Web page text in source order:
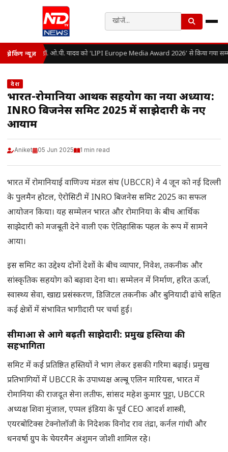
ब्रेकिंग न्यूज़ डॉ. ओ.पी. यादव को ‘LIPI Europe Media Award 2026’ से किया गया
देश
भारत-रोमानिया आर्थिक सहयोग का नया अध्याय:
INRO बिजनेस समिट 2025 में साझेदारी के नए
आयाम
Aniket 05 Jun 2025 1 min read
भारत में रोमानियाई वाणिज्य मंडल संघ (UBCCR) ने 4 जून को नई दिल्ली
के पुलमैन होटल, ऐरोसिटी में INRO बिजनेस समिट 2025 का सफल
आयोजन किया। यह सम्मेलन भारत और रोमानिया के बीच आर्थिक
साझेदारी को मजबूती देने वाली एक ऐतिहासिक पहल के रूप में सामने
आया।
इस समिट का उद्देश्य दोनों देशों के बीच व्यापार, निवेश, तकनीक और
सांस्कृतिक सहयोग को बढ़ावा देना था। सम्मेलन में निर्माण, हरित ऊर्जा,
स्वास्थ्य सेवा, खाद्य प्रसंस्करण, डिजिटल तकनीक और बुनियादी ढांचे सहित
कई क्षेत्रों में संभावित भागीदारी पर चर्चा हुई।
सीमाओं से आगे बढ़ती साझेदारी: प्रमुख हस्तियों की
सहभागिता
समिट में कई प्रतिष्ठित हस्तियों ने भाग लेकर इसकी गरिमा बढ़ाई। प्रमुख
प्रतिभागियों में UBCCR के उपाध्यक्ष अल्बू एलिन मारियस, भारत में
रोमानिया की राजदूत सेना लतीफ, सांसद महेश कुमार पुट्टा, UBCCR
अध्यक्ष शिवा मुंजाल, एप्पल इंडिया के पूर्व CEO आदर्श शास्त्री,
एयरबोटिक्स टेक्नोलॉजी के निदेशक विनोद राव तंद्रा, कर्नल गांधी और
धनवर्षा ग्रुप के चेयरमैन अंशुमन जोशी शामिल रहे।